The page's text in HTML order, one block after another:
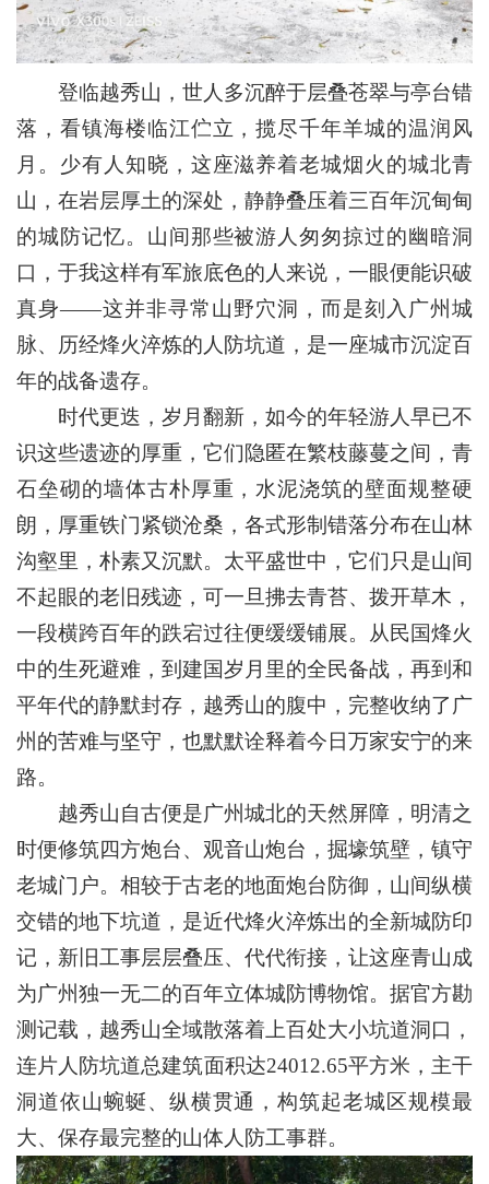
登临越秀山，世人多沉醉于层叠苍翠与亭台错
落，看镇海楼临江伫立，揽尽千年羊城的温润风
月。少有人知晓，这座滋养着老城烟火的城北青
山，在岩层厚土的深处，静静叠压着三百年沉甸甸
的城防记忆。山间那些被游人匆匆掠过的幽暗洞
口，于我这样有军旅底色的人来说，一眼便能识破
真身——这并非寻常山野穴洞，而是刻入广州城
脉、历经烽火淬炼的人防坑道，是一座城市沉淀百
年的战备遗存。
时代更迭，岁月翻新，如今的年轻游人早已不
识这些遗迹的厚重，它们隐匿在繁枝藤蔓之间，青
石垒砌的墙体古朴厚重，水泥浇筑的壁面规整硬
朗，厚重铁门紧锁沧桑，各式形制错落分布在山林
沟壑里，朴素又沉默。太平盛世中，它们只是山间
不起眼的老旧残迹，可一旦拂去青苔、拨开草木，
一段横跨百年的跌宕过往便缓缓铺展。从民国烽火
中的生死避难，到建国岁月里的全民备战，再到和
平年代的静默封存，越秀山的腹中，完整收纳了广
州的苦难与坚守，也默默诠释着今日万家安宁的来
路。
越秀山自古便是广州城北的天然屏障，明清之
时便修筑四方炮台、观音山炮台，掘壕筑壁，镇守
老城门户。相较于古老的地面炮台防御，山间纵横
交错的地下坑道，是近代烽火淬炼出的全新城防印
记，新旧工事层层叠压、代代衔接，让这座青山成
为广州独一无二的百年立体城防博物馆。据官方勘
测记载，越秀山全域散落着上百处大小坑道洞口，
连片人防坑道总建筑面积达24012.65平方米，主干
洞道依山蜿蜒、纵横贯通，构筑起老城区规模最
大、保存最完整的山体人防工事群。